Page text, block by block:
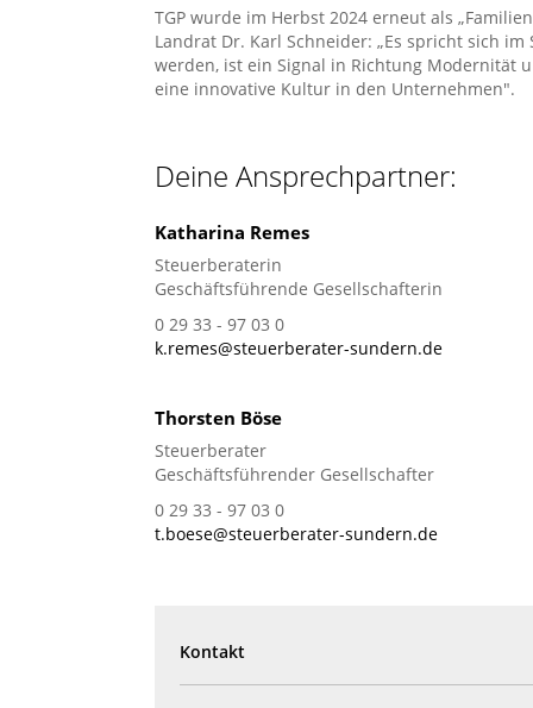
TGP wurde im Herbst 2024 erneut als
Landrat Dr. Karl Schneider: „Es spricht sich
werden, ist ein Signal in Richtung Modernität
eine innovative Kultur in den Unternehmen".
Deine Ansprechpartner:
Katharina Remes
Steuerberaterin
Geschäftsführende Gesellschafterin
0 29 33 - 97 03 0
k.remes@steuerberater-sundern.de
Thorsten Böse
Steuerberater
Geschäftsführender Gesellschafter
0 29 33 - 97 03 0
t.boese@steuerberater-sundern.de
Kontakt